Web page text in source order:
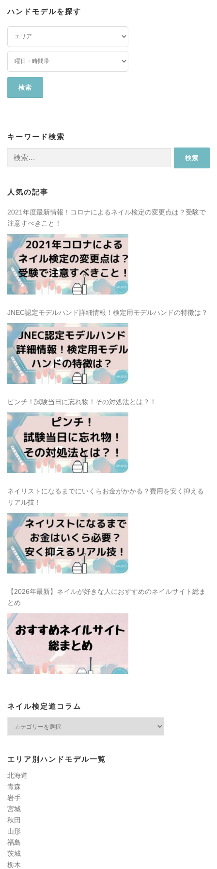
ハンドモデルを探す
キーワード検索
索:
人気の記事
2021年度最新情報！コロナによるネイル検定の変更点は？受験で
注意すべきこと！
JNEC認定モデルハンド詳細情報！検定用モデルハンドの特徴は？
ピンチ！試験当日に忘れ物！その対処法とは？！
ネイリストになるまでにいくらお金がかかる？費用を安く抑える
リアル技！
【2026年最新】ネイルが好きな人におすすめのネイルサイト総ま
とめ
ネイル検定道コラム
定
コ
ラ
ム
エリア別ハンドモデル一覧
北海道
青森
岩手
宮城
秋田
山形
福島
茨城
栃木